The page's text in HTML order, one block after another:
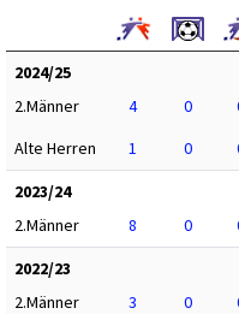
2024/25
2.Männer
4 0
Alte Herren
1 0
2023/24
2.Männer
8 0
2022/23
2.Männer
3 0